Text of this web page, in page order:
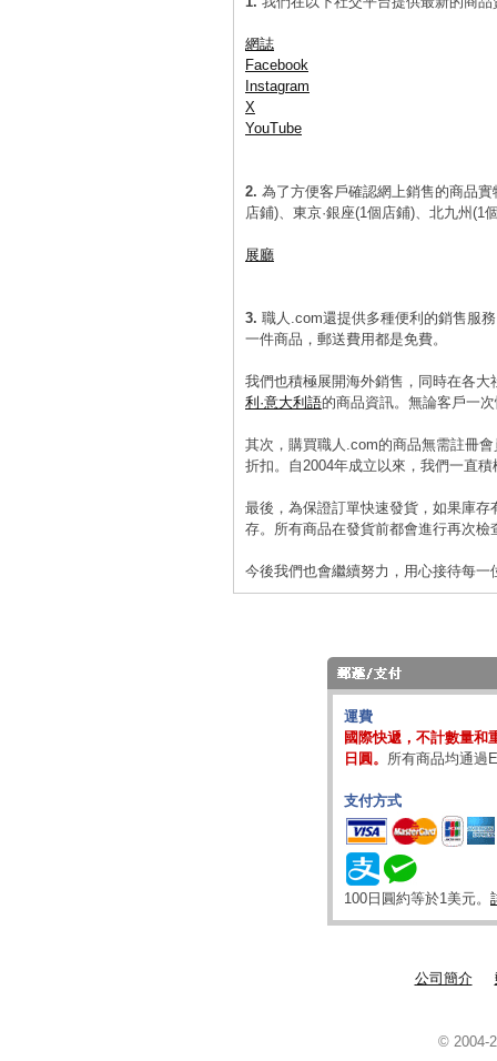
網誌
Facebook
Instagram
X
YouTube
2. 為了方便客戶確認網上銷售的商品
店鋪)、東京·銀座(1個店鋪)、北九州
展廳
3. 職人.com還提供多種便利的銷售服
一件商品，郵送費用都是免費。
我們也積極展開海外銷售，同時在各大
利·意大利語的商品資訊。無論客戶一
其次，購買職人.com的商品無需註冊
折扣。自2004年成立以來，我們一直
最後，為保證訂單快速發貨，如果庫
存。所有商品在發貨前都會進行再次檢
今後我們也會繼續努力，用心接待每
運費
國際快遞，不計數量和
日圓。 所有商品均通過
支付方式
100日圓約等於1美元。
公司簡介
© 2004-